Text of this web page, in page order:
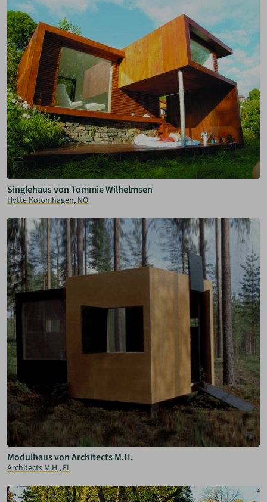
Singlehaus von Tommie Wilhelmsen
Hytte Kolonihagen, NO
Modulhaus von Architects M.H.
Architects M.H., FI